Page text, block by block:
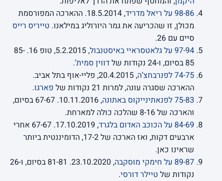
98-86 על ריאל מדריד
, 18.5.2014. ההארכה המפורסמת
מכולן, זו שהכריעה את גמר היורוליג במילאנו. טייריס רייס
סיים עם 26.
97-94 על גלאטסראיי באיסטנבול
, 5.2.2015, טופ 16. 85-
85 בסיום, ו-24 נקודות של
דווין סמית’.
74-75 לפנרבחצ’ה
, 20.4.2015, פליי-אוף בתל אביב.
ההארכה שסגרה עונה, למרות 21 נקודות של
פארגו.
75-83 לפנאתינייקוס באתונה
, 10.11.2016. 67-67 בסיום,
והארכה של 8-16 שהלכה כולה למארחת.
84-69 על הכוכב האדום בלגרד
, 17.10.2019. 67-67 אחרי
ארבעים דקות, ואז הארכה של 17-2, הדומיננטית ביותר
שראינו כאן.
89-87 על חימקי מוסקבה
, 23.10.2020. 81-81 בסיום, ו-26
נקודות של טיילר דורסי.